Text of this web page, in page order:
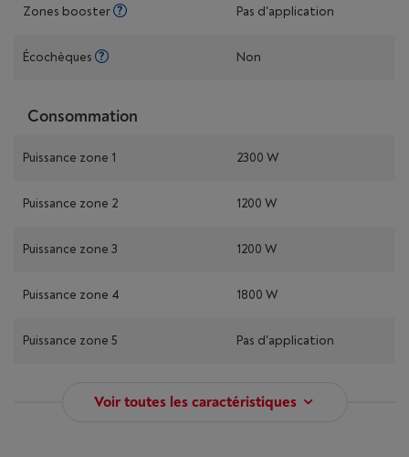
Zones booster Pas d'application
Écochèques Non
Consommation
Puissance zone 1 2300 W
Puissance zone 2 1200 W
Puissance zone 3 1200 W
Puissance zone 4 1800 W
Puissance zone 5 Pas d'application
Voir toutes les caractéristiques